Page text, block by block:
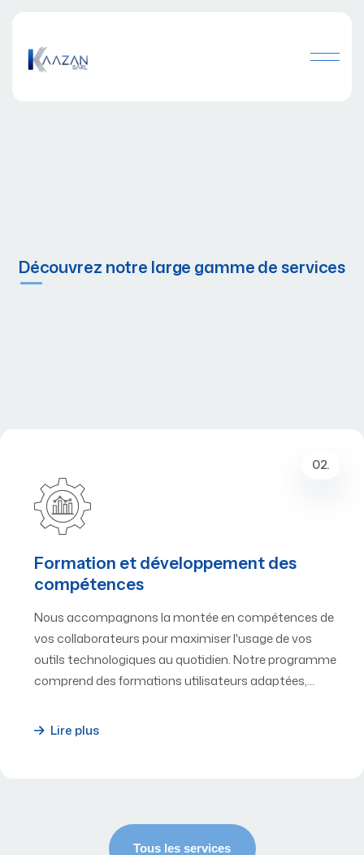
Découvrez notre large gamme de services
02.
Formation et développement des
compétences
Nous accompagnons la montée en compétences de
vos collaborateurs pour maximiser l'usage de vos
outils technologiques au quotidien. Notre programme
comprend des formations utilisateurs adaptées,…
Lire plus